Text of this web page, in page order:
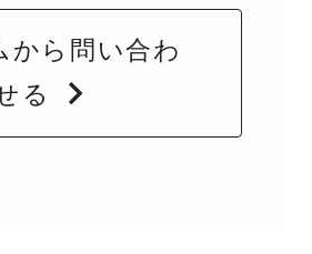
から問い合わ
る